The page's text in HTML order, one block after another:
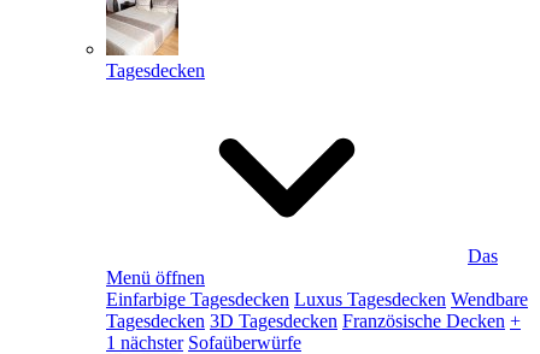
Tagesdecken
Das
Menü öffnen
Einfarbige Tagesdecken Luxus Tagesdecken Wendbare
Tagesdecken 3D Tagesdecken Französische Decken +
1 nächster Sofaüberwürfe